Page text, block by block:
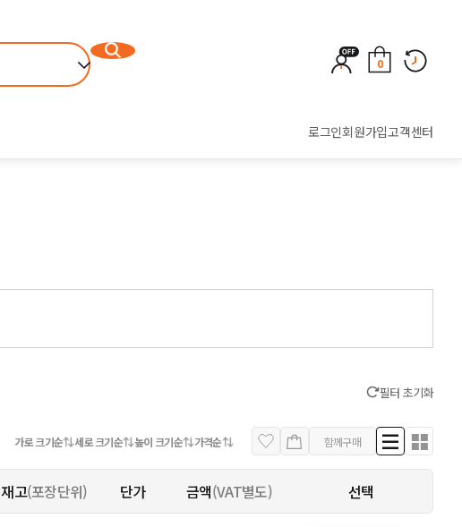
0
로그인회원가입고객센터
필터 초기화
가로 크기순 세로 크기순 높이 크기순 가격순 함께구매
재고(포장단위) 단가 금액(VAT별도)
선택